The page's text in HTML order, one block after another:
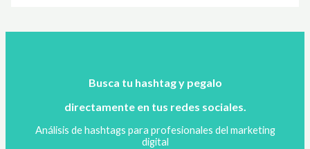
Busca tu hashtag y pegalo
directamente en tus redes sociales.
Análisis de hashtags para profesionales del marketing
digital